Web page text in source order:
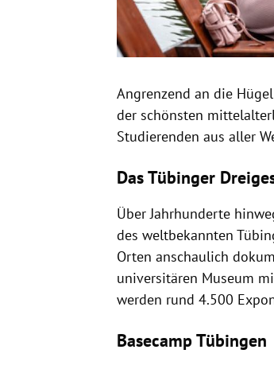
Angrenzend an die
der schönsten
Studierenden aus aller
Das Tübinger
Über Jahrhunderte
des weltbekannten
Orten anschaulich
universitären Museum
werden rund 4.500
Basecamp Tübingen